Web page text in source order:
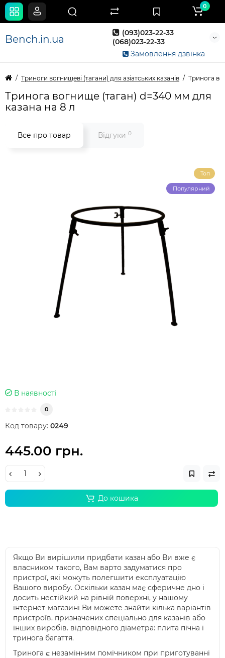
Bench.in.ua
(093)023-22-33
(068)023-22-33
Замовлення дзвінка
0
Триноги вогнищеві (тагани) для азіатських казанів Тринога
Тринога вогнище (таган) d=340 мм для
казана на 8 л
Все про товар Відгуки 0
Топ
Популярний
В наявності
0
Код товару: 0249
445.00 грн.
До кошика
Якщо Ви вирішили придбати казан або Ви вже є
власником такого, Вам варто задуматися про
пристрої, які можуть полегшити експлуатацію
Вашого виробу. Оскільки казан має сферичне дно і
досить нестійкий на рівній поверхні, у нашому
інтернет-магазині Ви можете знайти кілька варіантів
пристроїв, призначених спеціально для казанів або
інших виробів. відповідного діаметра: плита пічна і
тринога багаття.
Тринога є незамінним помічником при приготуванні